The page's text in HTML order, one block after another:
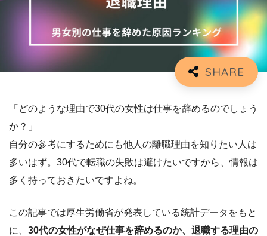
「どのような理由で30代の女性は仕事を辞めるのでしょう
か？」
自分の参考にするためにも他人の離職理由を知りたい人は
多いはず。30代で転職の失敗は避けたいですから、情報は
多く持っておきたいですよね。
この記事では厚生労働省が発表している統計データをもと
に、 30代の女性がなぜ仕事を辞めるのか、退職する理由の